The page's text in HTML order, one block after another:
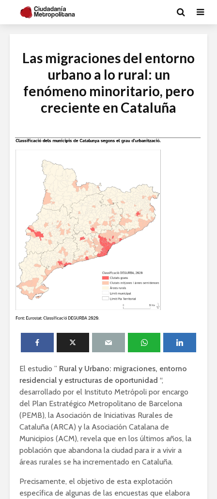
Las migraciones del entorno
urbano a lo rural: un
fenómeno minoritario, pero
creciente en Cataluña
El estudio ” Rural y Urbano: migraciones, entorno
residencial y estructuras de oportunidad “,
desarrollado por el Instituto Metrópoli por encargo
del Plan Estratégico Metropolitano de Barcelona
(PEMB), la Asociación de Iniciativas Rurales de
Cataluña (ARCA) y la Asociación Catalana de
Municipios (ACM), revela que en los últimos años, la
población que abandona la ciudad para ir a vivir a
áreas rurales se ha incrementado en Cataluña.
Precisamente, el objetivo de esta explotación
específica de algunas de las encuestas que elabora